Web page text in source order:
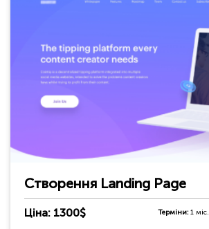
Створення Landing Page
Ціна: 1300$ Терміни:1 міс.